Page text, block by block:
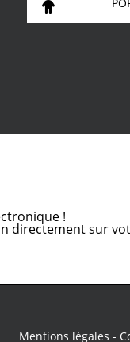
!
directement sur
Mentions légales -